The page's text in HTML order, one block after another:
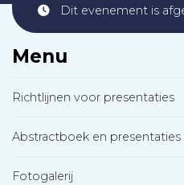
Dit evenement is
Menu
Richtlijnen voor presentaties
Abstractboek en presentaties
Fotogalerij